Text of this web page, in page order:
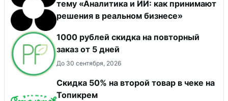
тему «Аналитика и ИИ: как принимают
решения в реальном бизнесе»
1000 рублей скидка на повторный
заказ от 5 дней
До 30 сентября, 2026
Скидка 50% на второй товар в чеке на
Топикрем